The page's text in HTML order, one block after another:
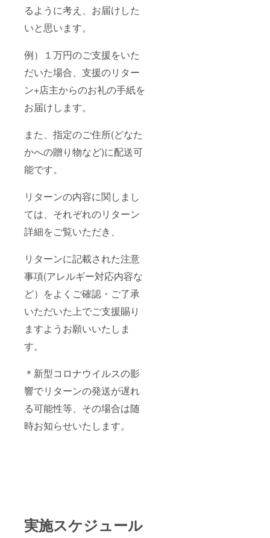
るように考え、お届けした
いと思います。
例）１万円のご支援をいた
だいた場合、支援のリター
ン+店主からのお礼の手紙を
お届けします。
また、指定のご住所(どなた
かへの贈り物など)に配送可
能です。
リターンの内容に関しまし
ては、それぞれのリターン
詳細をご覧いただき、
リターンに記載された注意
事項(アレルギー対応内容な
ど）をよくご確認・ご了承
いただいた上でご支援賜り
ますようお願いいたしま
す。
＊新型コロナウイルスの影
響でリターンの発送が遅れ
る可能性等、その場合は随
時お知らせいたします。
実施スケジュール